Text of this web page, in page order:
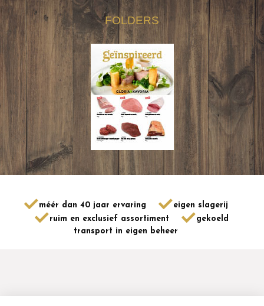
FOLDERS
méér dan 40 jaar ervaring
eigen slagerij
ruim en exclusief assortiment
gekoeld
transport in eigen beheer